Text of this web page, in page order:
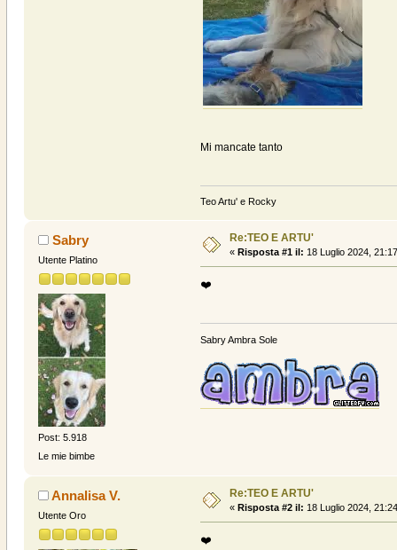
Mi mancate tanto
Teo Artu' e Rocky
Sabry
Utente Platino
Post: 5.918
Le mie bimbe
Re:TEO E ARTU'
« Risposta #1 il: 18 Luglio 2024,
❤️
Sabry Ambra Sole
Annalisa V.
Utente Oro
Re:TEO E ARTU'
« Risposta #2 il: 18 Luglio 2024,
❤️